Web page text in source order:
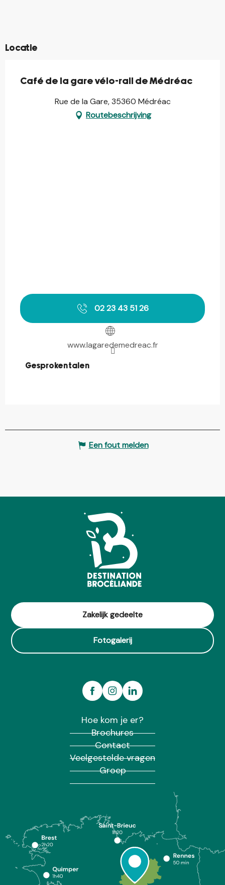
Locatie
Café de la gare vélo-rail de Médréac
Rue de la Gare, 35360 Médréac
Routebeschrijving
02 23 43 51 26
www.lagaredemedreac.fr
Gesproken talen
Gesproken talen
Een fout melden
Zakelijk gedeelte
Fotogalerij
Hoe kom je er?
Brochures
Contact
Veelgestelde vragen
Groep